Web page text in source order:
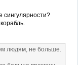
сингулярности?
людям, не больше.